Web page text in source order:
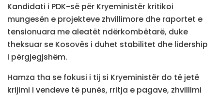
Kandidati i PDK-së për Kryeministër kritikoi
mungesën e projekteve zhvillimore dhe raportet e
tensionuara me aleatët ndërkombëtarë, duke
theksuar se Kosovës i duhet stabilitet dhe lidership
i përgjegjshëm.
Hamza tha se fokusi i tij si Kryeministër do të jetë
krijimi i vendeve të punës, rritja e pagave, zhvillimi